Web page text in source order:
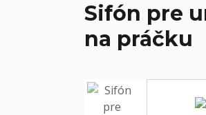
Sifón pre
na práčku